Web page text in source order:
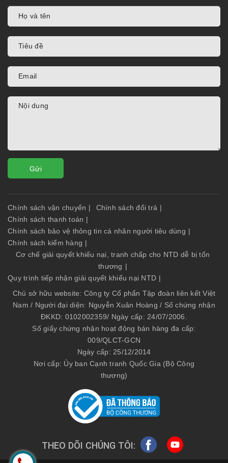
Gửi
Chính sách vận chuyển | Chính sách đổi trả |
Chính sách thanh toán |
Chính sách bảo vệ thông tin cá nhân người tiêu dùng |
Chính sách kiểm hàng |
Cơ chế giải quyết khiếu nại, tranh chấp cho NTD dễ bị tổn
thương |
Quy trình tiếp nhận giải quyết khiếu nại NTD |
Chủ sở hữu website: Công ty Cổ phẩn Tập đoàn liên kết Việt
Nam / Người đại diện: Nguyễn Xuân Hoàng / Số chứng nhận
ĐKKD: 0102002359/ Ngày cấp: 24/07/2006.
Số giấy chứng nhận hoạt động bán hàng đa cấp:
009/QLCT-GCN
Ngày cấp: 25/12/2014
Nơi cấp: Ủy ban Cạnh tranh Quốc Gia (Bộ Công
thương)
THEO DÕI CHÚNG TÔI